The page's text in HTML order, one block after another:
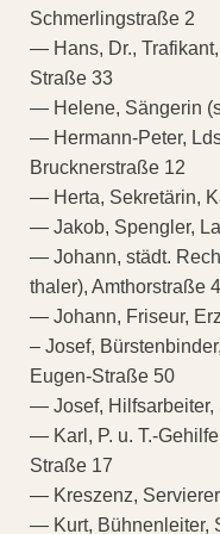
Schmerlingstraße 2
— Hans, Dr.,
Straße 33
— Helene, Sängerin
— Hermann-Peter,
Brucknerstraße 12
— Herta, Sekretärin,
— Jakob, Spengler,
— Johann, städt.
thaler), Amthorstraße
— Johann, Friseur,
– Josef,
Eugen-Straße 50
— Josef, Hilfsarbeiter,
— Karl, P. u. T.-
Straße 17
— Kreszenz,
— Kurt, Bühnenleiter,